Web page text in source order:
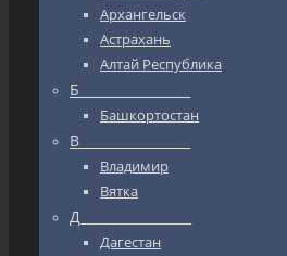
Архангельск
Астрахань
Алтай Республика
Б_________________
Башкортостан
В_________________
Владимир
Вятка
Д_________________
Дагестан